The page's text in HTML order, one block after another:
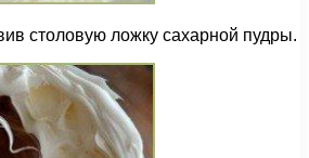
столовую ложку сахарной пудры.